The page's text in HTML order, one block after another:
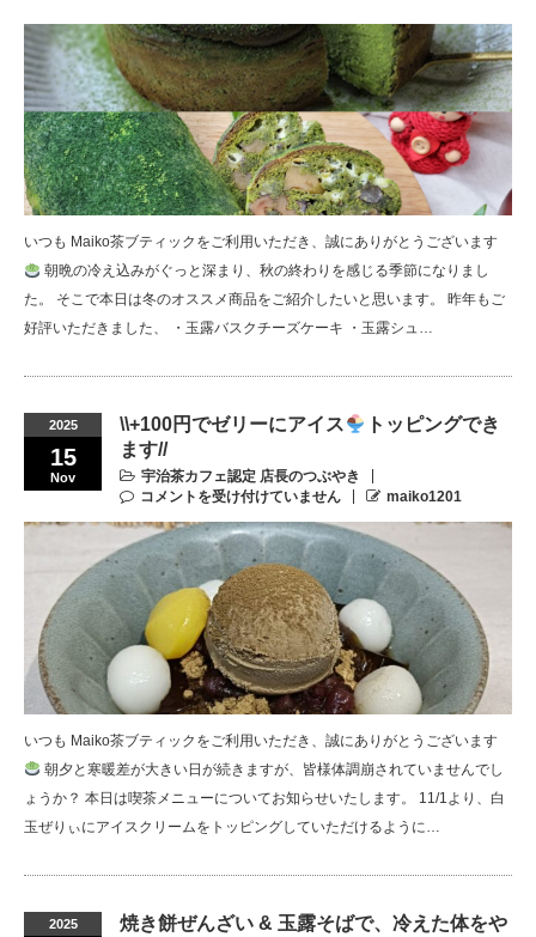
いつも Maiko茶ブティックをご利用いただき、誠にありがとうございます
朝晩の冷え込みがぐっと深まり、秋の終わりを感じる季節になりまし
た。 そこで本日は冬のオススメ商品をご紹介したいと思います。 昨年もご
好評いただきました、 ・玉露バスクチーズケーキ ・玉露シュ…
2025
15
Nov
\\+100円でゼリーにアイス
トッピングでき
ます//
宇治茶カフェ認定 店長のつぶやき
コメントを受け付けていません
maiko1201
いつも Maiko茶ブティックをご利用いただき、誠にありがとうございます
朝夕と寒暖差が大きい日が続きますが、皆様体調崩されていませんでし
ょうか？ 本日は喫茶メニューについてお知らせいたします。 11/1より、白
玉ぜりぃにアイスクリームをトッピングしていただけるように…
2025
焼き餅ぜんざい & 玉露そばで、冷えた体をや